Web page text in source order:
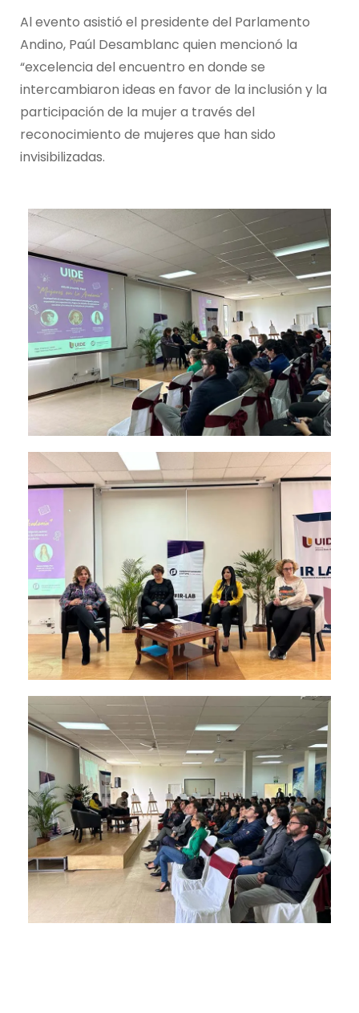
Al evento asistió el presidente del Parlamento
Andino, Paúl Desamblanc quien mencionó la
“excelencia del encuentro en donde se
intercambiaron ideas en favor de la inclusión y la
participación de la mujer a través del
reconocimiento de mujeres que han sido
invisibilizadas.